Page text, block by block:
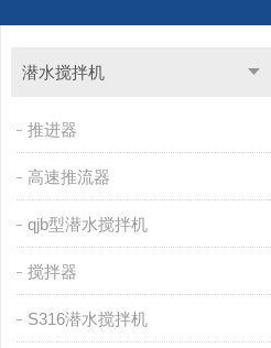
潜水搅拌机
推进器
高速推流器
qjb型潜水搅拌机
搅拌器
S316潜水搅拌机